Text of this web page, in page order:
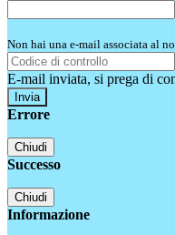
Non hai una e-mail associata al
E-mail inviata, si prega di
Errore
Chiudi
Successo
Chiudi
Informazione